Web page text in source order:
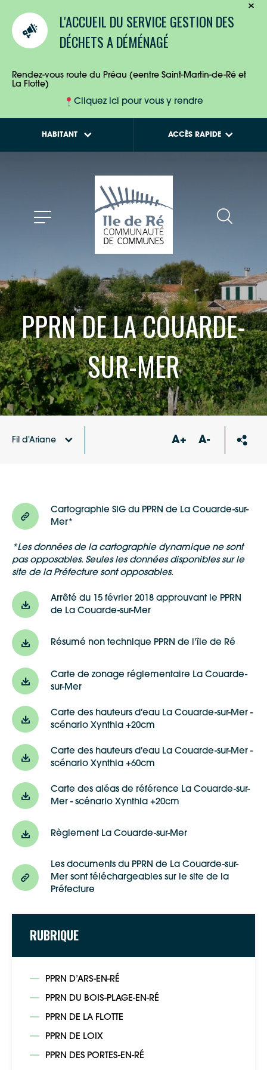
L'ACCUEIL DU SERVICE GESTION DES
DÉCHETS A DÉMÉNAGÉ
Rendez-vous route du Préau (eentre Saint-Martin-de-Ré et
La Flotte)
Cliquez ici pour vous y rendre
HABITANT
ENTREPRISES
PPRN DE LA COUARDE-
SUR-MER
collecte des déchets
ACCÈS RAPIDE
Fil d'Ariane A+ A-
RUBRIQUE
PPRN D’ARS-EN-RÉ
PPRN DU BOIS-PLAGE-EN-RÉ
PPRN DE LA FLOTTE
PPRN DE LOIX
PPRN DES PORTES-EN-RÉ
Cartographie SIG du PPRN de La Couarde-sur-
Mer*
*Les données de la cartographie dynamique ne sont
pas opposables. Seules les données disponibles sur le
site de la Préfecture sont opposables.
Arrêté du 15 février 2018 approuvant le PPRN
de La Couarde-sur-Mer
Résumé non technique PPRN de l'île de Ré
Carte de zonage réglementaire La Couarde-
sur-Mer
Carte des hauteurs d'eau La Couarde-sur-Mer -
scénario Xynthia +20cm
Carte des hauteurs d'eau La Couarde-sur-Mer -
scénario Xynthia +60cm
Carte des aléas de référence La Couarde-sur-
Mer - scénario Xynthia +20cm
Règlement La Couarde-sur-Mer
Les documents du PPRN de La Couarde-sur-
Mer sont téléchargeables sur le site de la
Préfecture